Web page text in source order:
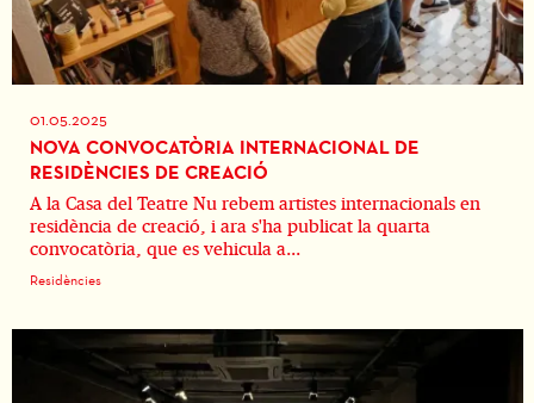
01.05.2025
NOVA CONVOCATÒRIA INTERNACIONAL DE
RESIDÈNCIES DE CREACIÓ
A la Casa del Teatre Nu rebem artistes internacionals en
residència de creació, i ara s'ha publicat la quarta
convocatòria, que es vehicula a...
Residències